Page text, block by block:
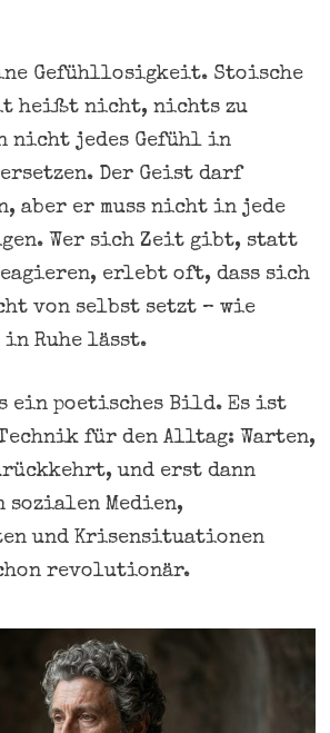
Gefühllosigkeit. Stoische
heißt nicht, nichts zu
nicht jedes Gefühl in
Der Geist darf
aber er muss nicht in jede
Wer sich Zeit gibt, statt
erlebt oft, dass sich
von selbst setzt – wie
in Ruhe lässt.
ein poetisches Bild. Es ist
für den Alltag: Warten,
und erst dann
sozialen Medien,
und Krisensituationen
revolutionär.